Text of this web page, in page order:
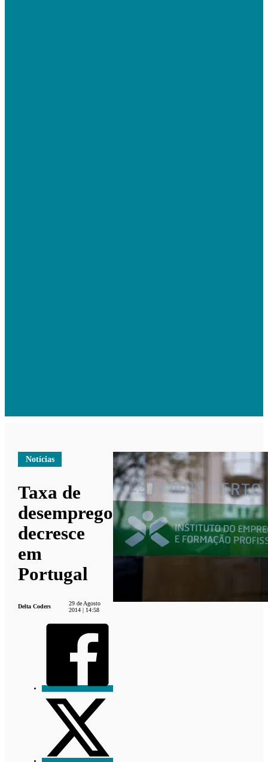
Notícias
Taxa de
desemprego
decresce
em
Portugal
Delta Coders
29 de Agosto
2014 | 14:58